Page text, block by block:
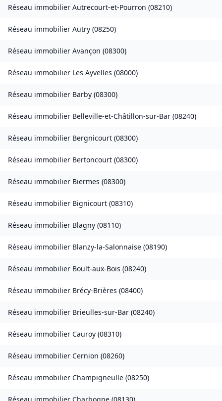
Réseau immobilier Autrecourt-et-Pourron (08210)
Réseau immobilier Autry (08250)
Réseau immobilier Avançon (08300)
Réseau immobilier Les Ayvelles (08000)
Réseau immobilier Barby (08300)
Réseau immobilier Belleville-et-Châtillon-sur-Bar (08240)
Réseau immobilier Bergnicourt (08300)
Réseau immobilier Bertoncourt (08300)
Réseau immobilier Biermes (08300)
Réseau immobilier Bignicourt (08310)
Réseau immobilier Blagny (08110)
Réseau immobilier Blanzy-la-Salonnaise (08190)
Réseau immobilier Boult-aux-Bois (08240)
Réseau immobilier Brécy-Brières (08400)
Réseau immobilier Brieulles-sur-Bar (08240)
Réseau immobilier Cauroy (08310)
Réseau immobilier Cernion (08260)
Réseau immobilier Champigneulle (08250)